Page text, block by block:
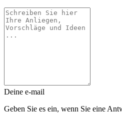
Deine e-mail
Geben Sie es ein, wenn Sie eine